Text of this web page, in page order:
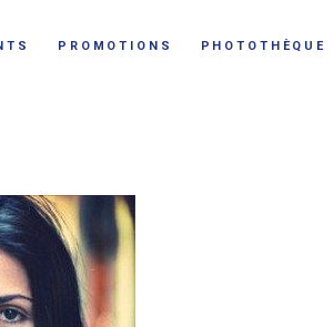
PROMOTIONS PHOTOTHÈQUE